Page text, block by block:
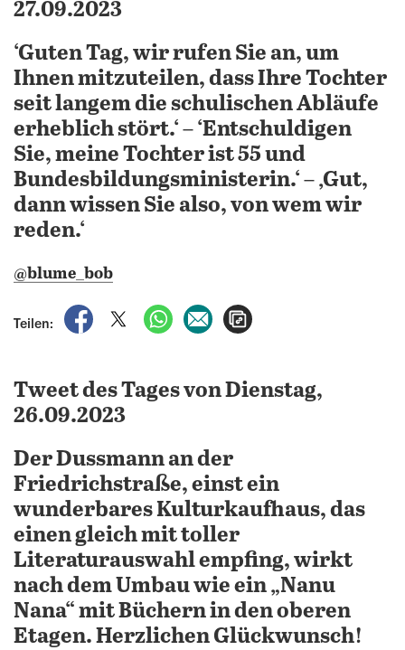
27.09.2023
‘Guten Tag, wir rufen Sie an, um
Ihnen mitzuteilen, dass Ihre Tochter
seit langem die schulischen Abläufe
erheblich stört.‘ – ‘Entschuldigen
Sie, meine Tochter ist 55 und
Bundesbildungsministerin.‘ – ‚Gut,
dann wissen Sie also, von wem wir
reden.‘
@blume_bob
Teilen:
auf Facebook teilen
auf X teilenper WhatsApp teilen
per E-Mail teilen
Tweet des Tages von Dienstag,
26.09.2023
Der Dussmann an der
Friedrichstraße, einst ein
wunderbares Kulturkaufhaus, das
einen gleich mit toller
Literaturauswahl empfing, wirkt
nach dem Umbau wie ein „Nanu
Nana“ mit Büchern in den oberen
Etagen. Herzlichen Glückwunsch!